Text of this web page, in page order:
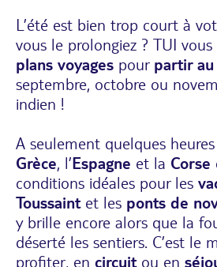
L’été est bien trop court à
vous le prolongiez ? TUI
plans voyages pour partir
septembre, octobre ou
indien !
A seulement quelques
Grèce, l’Espagne et la Corse
conditions idéales pour les
Toussaintet les ponts de
y brille encore alors que la
déserté les sentiers. C’est le
profiter, en circuitou en